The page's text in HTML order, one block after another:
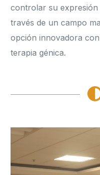
controlar su expresión
través de un campo
opción innovadora
terapia génica.